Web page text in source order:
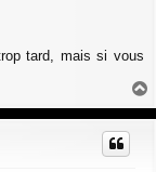
tard, mais si vous
a
u